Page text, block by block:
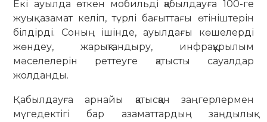
Екі ауылда өткен мобильді қабылдауға 100-ге
жуық азамат келіп, түрлі бағыттағы өтініштерін
білдірді. Соның ішінде, ауылдағы көшелерді
жөндеу, жарықтандыру, инфрақұрылым
мәселелерін реттеуге қатысты сауалдар
жолданды.
Қабылдауға арнайы қатысқан заңгерлермен
мүгедектігі бар азаматтардың заңдылық